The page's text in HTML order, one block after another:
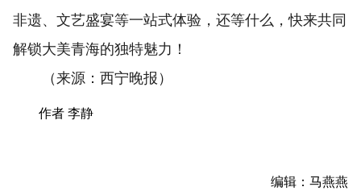
非遗、文艺盛宴等一站式体验，还等什么，快来共同
解锁大美青海的独特魅力！
（来源：西宁晚报）
作者 李静
编辑：马燕燕